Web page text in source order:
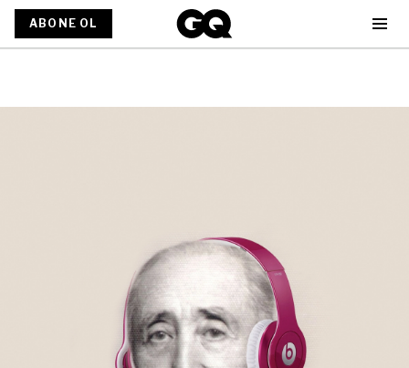
ABONE OL